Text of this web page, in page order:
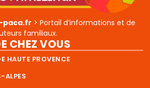
paca.fr > Portail d’informations et de
familiaux.
CHEZ VOUS
HAUTE PROVENCE
ALPES